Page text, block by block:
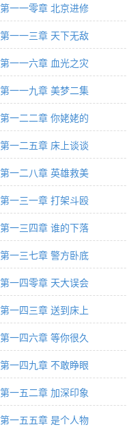
第一一零章 北京进修
第一一三章 天下无敌
第一一六章 血光之灾
第一一九章 美梦二集
第一二二章 你姥姥的
第一二五章 床上谈谈
第一二八章 英雄救美
第一三一章 打架斗殴
第一三四章 谁的下落
第一三七章 警方卧底
第一四零章 天大误会
第一四三章 送到床上
第一四六章 等你很久
第一四九章 不敢睁眼
第一五二章 加深印象
第一五五章 是个人物